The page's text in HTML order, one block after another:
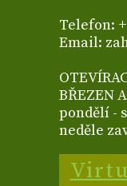
Telefon: +
Email:
BŘEZEN
pondělí -
neděle